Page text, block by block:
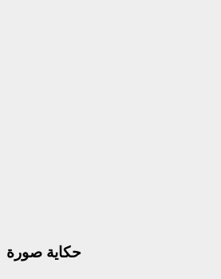
حكاية صورة